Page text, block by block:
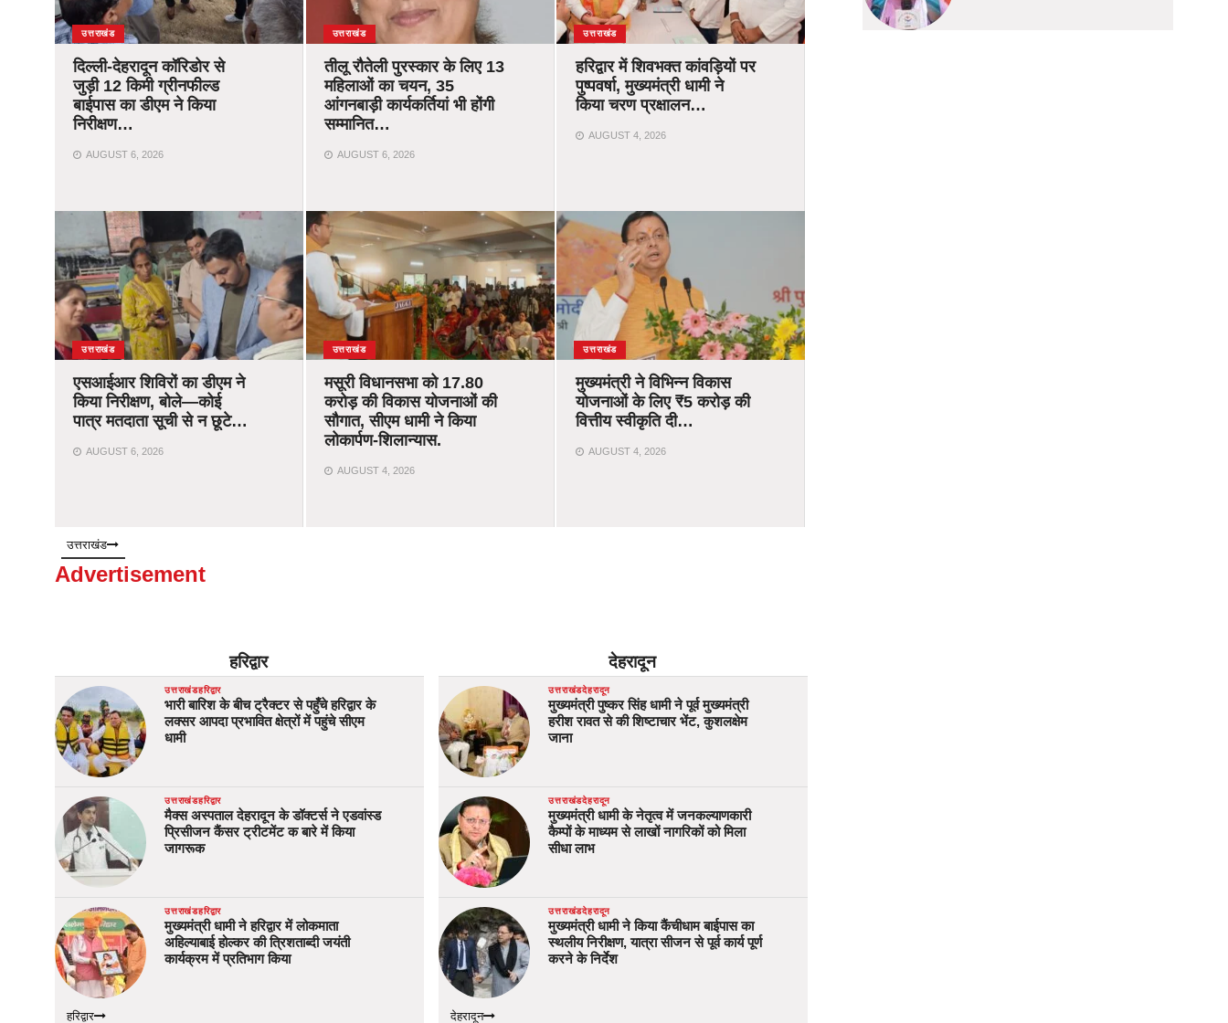
उत्तराखंड
दिल्ली-देहरादून कॉरिडोर से
जुड़ी 12 किमी ग्रीनफील्ड
बाईपास का डीएम ने किया
निरीक्षण…
AUGUST 6, 2026
उत्तराखंड
एसआईआर शिविरों का डीएम ने
किया निरीक्षण, बोले—कोई
पात्र मतदाता सूची से न छूटे…
AUGUST 6, 2026
उत्तराखंड
तीलू रौतेली पुरस्कार के लिए 13
महिलाओं का चयन, 35
आंगनबाड़ी कार्यकर्तियां भी होंगी
सम्मानित…
AUGUST 6, 2026
उत्तराखंड
मसूरी विधानसभा को 17.80
करोड़ की विकास योजनाओं की
सौगात, सीएम धामी ने किया
लोकार्पण-शिलान्यास.
AUGUST 4, 2026
उत्तराखंड
हरिद्वार में शिवभक्त कांवड़ियों पर
पुष्पवर्षा, मुख्यमंत्री धामी ने
किया चरण प्रक्षालन…
AUGUST 4, 2026
उत्तराखंड
मुख्यमंत्री ने विभिन्न विकास
योजनाओं के लिए ₹5 करोड़ की
वित्तीय स्वीकृति दी…
AUGUST 4, 2026
उत्तराखंड
Advertisement
हरिद्वार
उत्तराखंडहरिद्वार
भारी बारिश के बीच ट्रैक्टर से पहुँचे हरिद्वार के
लक्सर आपदा प्रभावित क्षेत्रों में पहुंचे सीएम
धामी
उत्तराखंडहरिद्वार
मैक्स अस्पताल देहरादून के डॉक्टर्स ने एडवांस्ड
प्रिसीजन कैंसर ट्रीटमेंट क बारे में किया
जागरूक
उत्तराखंडहरिद्वार
मुख्यमंत्री धामी ने हरिद्वार में लोकमाता
अहिल्याबाई होल्कर की त्रिशताब्दी जयंती
कार्यक्रम में प्रतिभाग किया
हरिद्वार
देहरादून
उत्तराखंडदेहरादून
मुख्यमंत्री पुष्कर सिंह धामी ने पूर्व मुख्यमंत्री
हरीश रावत से की शिष्टाचार भेंट, कुशलक्षेम
जाना
उत्तराखंडदेहरादून
मुख्यमंत्री धामी के नेतृत्व में जनकल्याणकारी
कैम्पों के माध्यम से लाखों नागरिकों को मिला
सीधा लाभ
उत्तराखंडदेहरादून
मुख्यमंत्री धामी ने किया कैंचीधाम बाईपास का
स्थलीय निरीक्षण, यात्रा सीजन से पूर्व कार्य पूर्ण
करने के निर्देश
देहरादून